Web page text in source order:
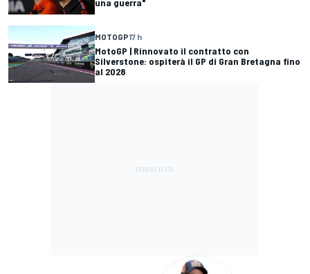
una guerra"
MOTOGP17 h
MotoGP | Rinnovato il contratto con
Silverstone: ospiterà il GP di Gran Bretagna fino
al 2028